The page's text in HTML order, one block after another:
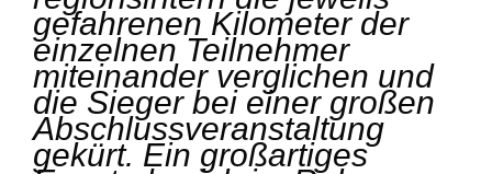
gefahrenen Kilometer der
einzelnen Teilnehmer
miteinander verglichen und
die Sieger bei einer großen
Abschlussveranstaltung
gekürt. Ein großartiges